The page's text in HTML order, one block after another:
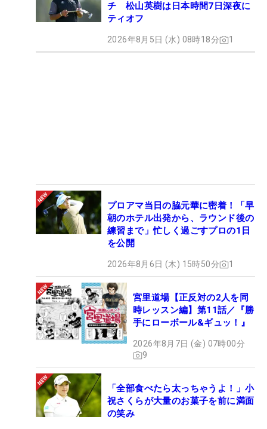
チ 松山英樹は日本時間7日深夜に
ティオフ
2026年8月5日 (水) 08時18分 1
プロアマ当日の脇元華に密着！「早
朝のホテル出発から、ラウンド後の
練習まで」忙しく過ごすプロの1日
を公開
2026年8月6日 (木) 15時50分 1
宮里道場【正反対の2人を同
時レッスン編】第11話／『勝
手にローボール&ギュッ！』
2026年8月7日 (金) 07時00分
9
「全部食べたら太っちゃうよ！」小
祝さくらが大量のお菓子を前に満面
の笑み